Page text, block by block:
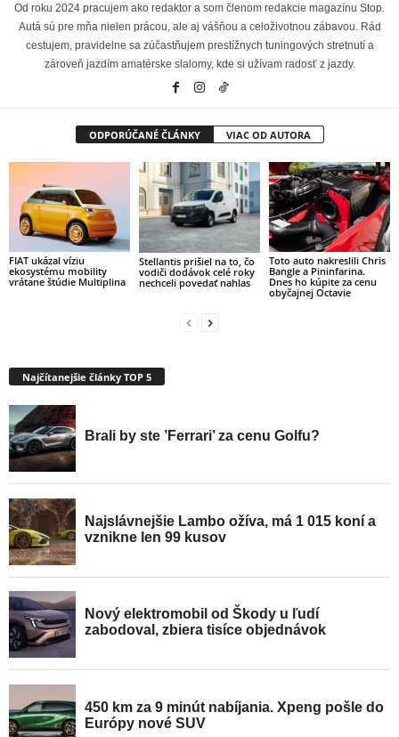
Od roku 2024 pracujem ako redaktor a som členom redakcie magazínu Stop.
Autá sú pre mňa nielen prácou, ale aj vášňou a celoživotnou zábavou. Rád
cestujem, pravidelne sa zúčastňujem prestížnych tuningových stretnutí a
zároveň jazdím amatérske slalomy, kde si užívam radosť z jazdy.
ODPORÚČANÉ ČLÁNKY VIAC OD AUTORA
FIAT ukázal víziu
ekosystému mobility
vrátane štúdie Multiplina
Stellantis prišiel na to, čo
vodiči dodávok celé roky
nechceli povedať nahlas
Toto auto nakreslili Chris
Bangle a Pininfarina.
Dnes ho kúpite za cenu
obyčajnej Octavie
Najčítanejšie články TOP 5